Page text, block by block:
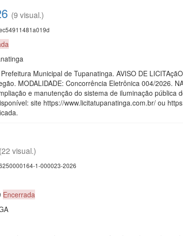
(9 visual.)
Municipal de Tupanatinga. AVISO DE
MODALIDADE: Concorrência Eletrônica 004/2026.
e manutenção do sistema de iluminação pública
site https://www.licitatupanatinga.com.br/ ou
(22 visual.)
1-000023-2026
Encerrada